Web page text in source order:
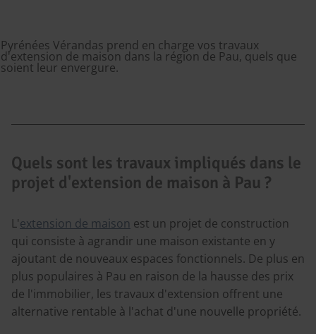
Pyrénées Vérandas prend en charge vos travaux
d'extension de maison dans la région de Pau, quels que
soient leur envergure.
Quels sont les travaux impliqués dans le
projet d'extension de maison à Pau ?
L'extension de maison est un projet de construction
qui consiste à agrandir une maison existante en y
ajoutant de nouveaux espaces fonctionnels. De plus en
plus populaires à Pau en raison de la hausse des prix
de l'immobilier, les travaux d'extension offrent une
alternative rentable à l'achat d'une nouvelle propriété.